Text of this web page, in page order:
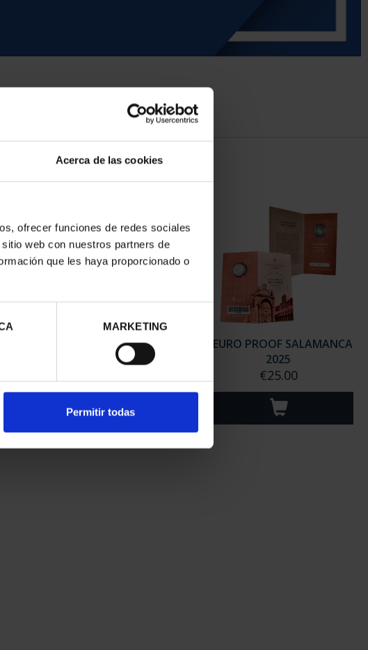
Acerca de las cookies
ofrecer funciones de redes sociales
web con nuestros partners de
que les haya proporcionado o
MARKETING
Permitir todas
2 EURO PROOF 200TH
ANNIV. POLICE 2024
2 EURO PROOF SALAMANCA
2025
€25.00